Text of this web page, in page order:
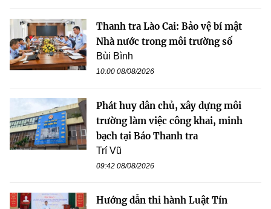
Thanh tra Lào Cai: Bảo vệ bí mật
Nhà nước trong môi trường số
Bùi Bình
10:00 08/08/2026
Phát huy dân chủ, xây dựng môi
trường làm việc công khai, minh
bạch tại Báo Thanh tra
Trí Vũ
09:42 08/08/2026
Hướng dẫn thi hành Luật Tín